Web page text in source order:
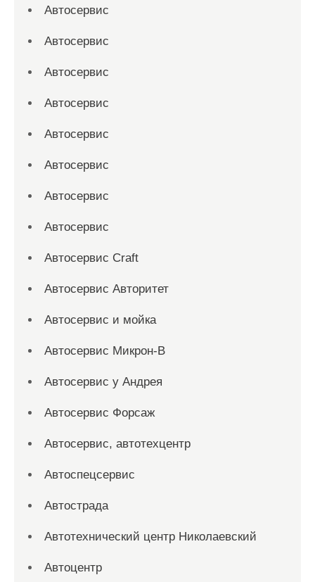
Автосервис
Автосервис
Автосервис
Автосервис
Автосервис
Автосервис
Автосервис
Автосервис
Автосервис Craft
Автосервис Авторитет
Автосервис и мойка
Автосервис Микрон-В
Автосервис у Андрея
Автосервис Форсаж
Автосервис, автотехцентр
Автоспецсервис
Автострада
Автотехнический центр Николаевский
Автоцентр